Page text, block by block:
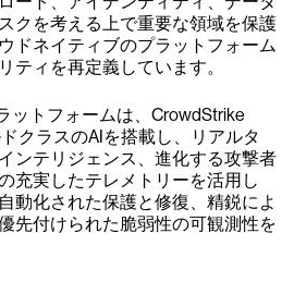
クを考える上で重要な領域を保護
ドネイティブのプラットフォーム
ティを再定義しています。
ットフォームは、CrowdStrike
クラスのAIを搭載し、リアルタ
ンテリジェンス、進化する攻撃者
充実したテレメトリーを活用し
動化された保護と修復、精鋭によ
先付けられた脆弱性の可観測性を